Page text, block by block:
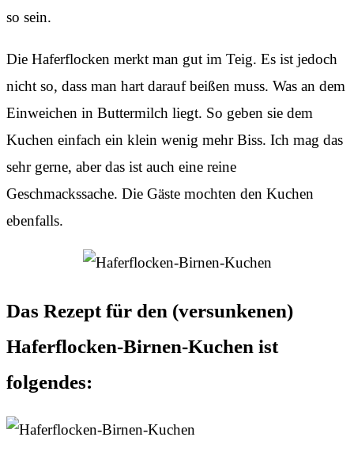
so sein.
Die Haferflocken merkt man gut im Teig. Es ist jedoch
nicht so, dass man hart darauf beißen muss. Was an dem
Einweichen in Buttermilch liegt. So geben sie dem
Kuchen einfach ein klein wenig mehr Biss. Ich mag das
sehr gerne, aber das ist auch eine reine
Geschmackssache. Die Gäste mochten den Kuchen
ebenfalls.
Das Rezept für den (versunkenen)
Haferflocken-Birnen-Kuchen ist
folgendes: